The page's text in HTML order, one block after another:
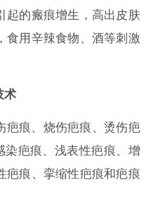
起的瘢痕增生，高出皮肤
食用辛辣食物、酒等刺激
术
疤痕、烧伤疤痕、烫伤疤
疤痕、浅表性疤痕、增
疤痕、挛缩性疤痕和疤痕